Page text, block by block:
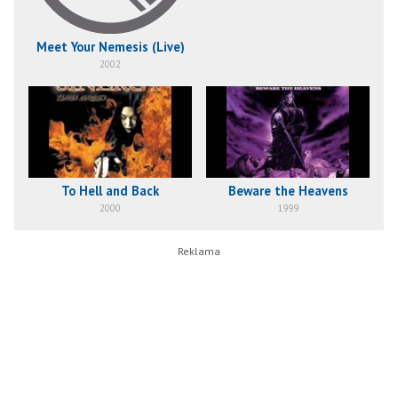
Meet Your Nemesis (Live)
2002
To Hell and Back
2000
Beware the Heavens
1999